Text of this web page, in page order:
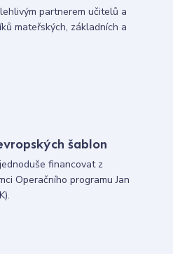
partnerem učitelů a
mateřských, základních a
šablon
financovat z
Operačního programu Jan